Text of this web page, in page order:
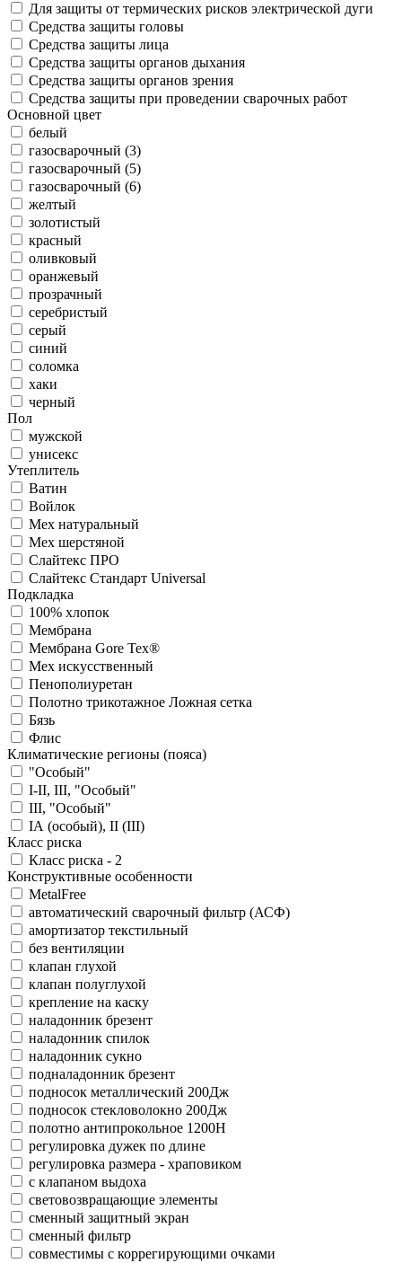
Для защиты от термических рисков электрической дуги
Средства защиты головы
Средства защиты лица
Средства защиты органов дыхания
Средства защиты органов зрения
Средства защиты при проведении сварочных работ
Основной цвет
белый
газосварочный (3)
газосварочный (5)
газосварочный (6)
желтый
золотистый
красный
оливковый
оранжевый
прозрачный
серебристый
серый
синий
соломка
хаки
черный
Пол
мужской
унисекс
Утеплитель
Ватин
Войлок
Мех натуральный
Мех шерстяной
Слайтекс ПРО
Слайтекс Стандарт Universal
Подкладка
100% хлопок
Мембрана
Мембрана Gore Tex®
Мех искусственный
Пенополиуретан
Полотно трикотажное Ложная сетка
Бязь
Флис
Климатические регионы (пояса)
"Особый"
I-II, III, "Особый"
III, "Особый"
IА (особый), II (III)
Класс риска
Класс риска - 2
Конструктивные особенности
MetalFree
автоматический сварочный фильтр (АСФ)
амортизатор текстильный
без вентиляции
клапан глухой
клапан полуглухой
крепление на каску
наладонник брезент
наладонник спилок
наладонник сукно
подналадонник брезент
подносок металлический 200Дж
подносок стекловолокно 200Дж
полотно антипрокольное 1200Н
регулировка дужек по длине
регулировка размера - храповиком
с клапаном выдоха
световозвращающие элементы
сменный защитный экран
сменный фильтр
совместимы с коррегирующими очками